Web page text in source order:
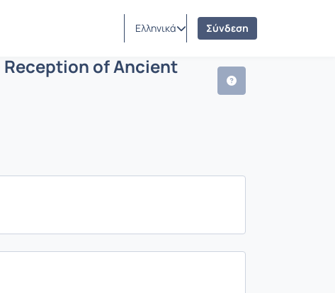
Ελληνικά Σύνδεση
- Reception of Ancient Greek
Reception of Ancient